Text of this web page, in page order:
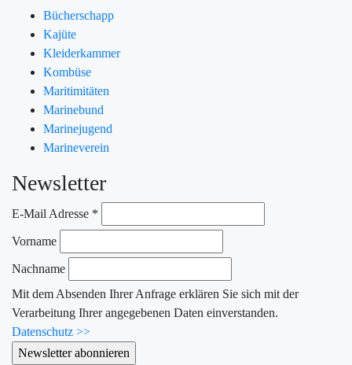
Bücherschapp
Kajüte
Kleiderkammer
Kombüse
Maritimitäten
Marinebund
Marinejugend
Marineverein
Newsletter
E-Mail Adresse *
Vorname
Nachname
Mit dem Absenden Ihrer Anfrage erklären Sie sich mit der
Verarbeitung Ihrer angegebenen Daten einverstanden.
Datenschutz >>